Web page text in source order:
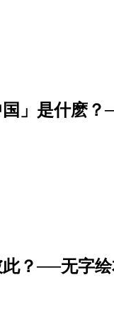
」是什麽？
此？──无字